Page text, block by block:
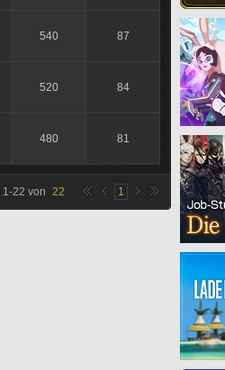
540 87
520 84
480 81
1-22 von 22 1